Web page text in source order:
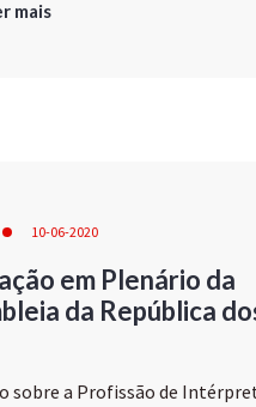
mais
10-06-2020
em Plenário da
da República
sobre a Profissão de